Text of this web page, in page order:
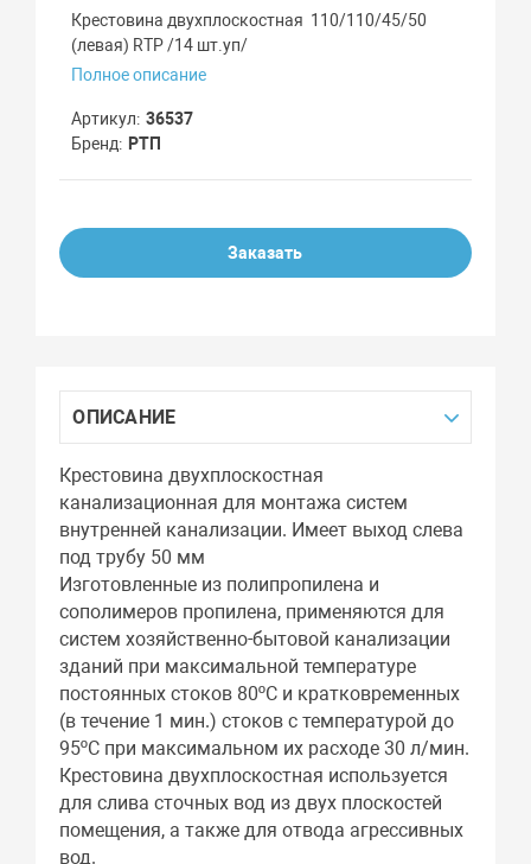
Крестовина двухплоскостная 110/110/45/50
(левая) RTP /14 шт.уп/
Полное описание
Артикул 36537
Бренд
РТП
Заказать
ОПИСАНИЕ
Крестовина двухплоскостная
канализационная для монтажа систем
внутренней канализации. Имеет выход слева
под трубу 50 мм
Изготовленные из полипропилена и
сополимеров пропилена, применяются для
систем хозяйственно-бытовой канализации
зданий при максимальной температуре
постоянных стоков 80ºС и кратковременных
(в течение 1 мин.) стоков с температурой до
95ºС при максимальном их расходе 30 л/мин.
Крестовина двухплоскостная используется
для слива сточных вод из двух плоскостей
помещения, а также для отвода агрессивных
вод.